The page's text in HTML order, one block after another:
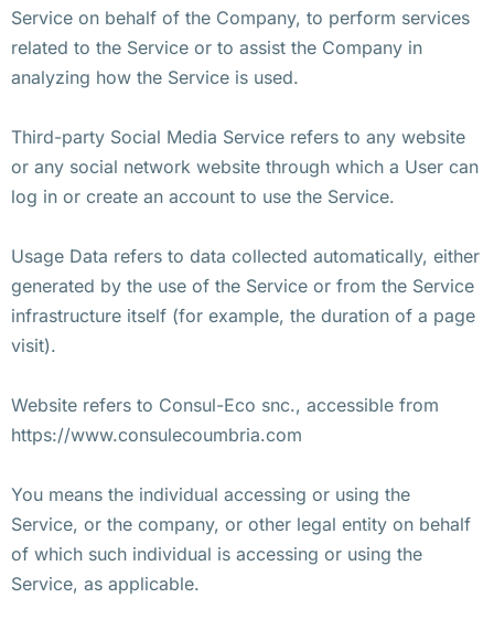
Service on behalf of the Company, to perform services
related to the Service or to assist the Company in
analyzing how the Service is used.
Third-party Social Media Service refers to any website
or any social network website through which a User can
log in or create an account to use the Service.
Usage Data refers to data collected automatically, either
generated by the use of the Service or from the Service
infrastructure itself (for example, the duration of a page
visit).
Website refers to Consul-Eco snc., accessible from
https://www.consulecoumbria.com
You means the individual accessing or using the
Service, or the company, or other legal entity on behalf
of which such individual is accessing or using the
Service, as applicable.